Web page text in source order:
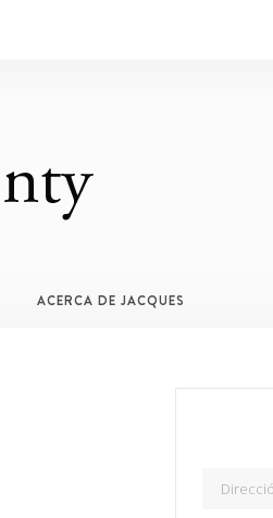
ACERCA DE JACQUES